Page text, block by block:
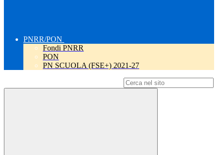
PNRR/PON
Fondi PNRR
PON
PN SCUOLA (FSE+) 2021-27